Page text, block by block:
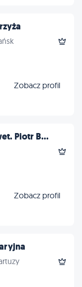
Zobacz profil
Piotr B...
Zobacz profil